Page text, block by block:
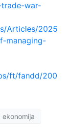
war-
Articles/2025
managing-
ft/fandd/200
ekonomija